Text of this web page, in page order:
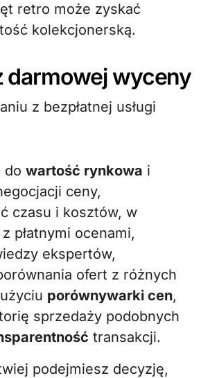
retro może zyskać
kolekcjonerską.
darmowej wyceny
z bezpłatnej usługi
do wartość rynkowa i
ceny,
czasu i kosztów, w
płatnymi ocenami,
ekspertów,
ofert z różnych
porównywarki cen,
sprzedaży podobnych
transakcji.
podejmiesz decyzję,